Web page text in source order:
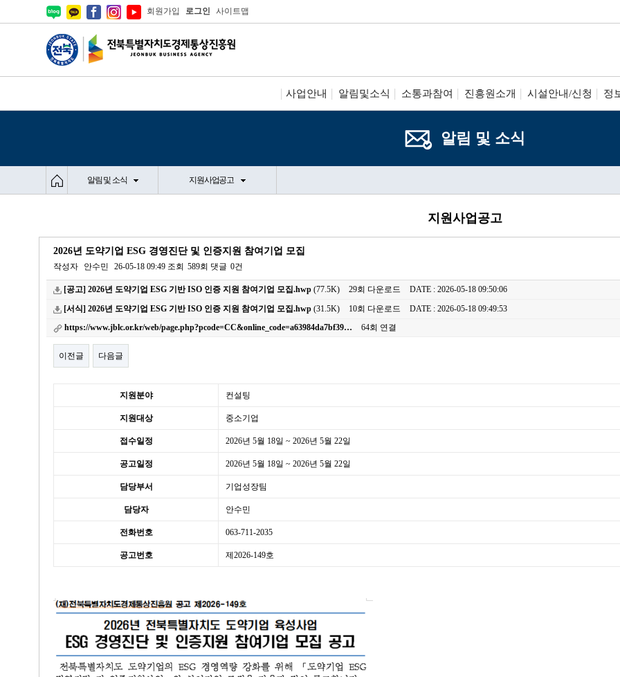
회원가입 로그인 사이트맵
사업안내 알림및소식 소통과참여 진흥원소개 시설안내/신청 정
알림 및 소식
알림 및 소식 지원사업공고
지원사업공고
2026년 도약기업 ESG 경영진단 및 인증지원 참여기업 모집
작성자 안수민 26-05-18 09:49 조회 589회 댓글 0건
[공고] 2026년 도약기업 ESG 기반 ISO 인증 지원 참여기업 모집.hwp (77.5K) 29회 다운로드
DATE : 2026-05-18 09:50:06
[서식] 2026년 도약기업 ESG 기반 ISO 인증 지원 참여기업 모집.hwp (31.5K) 10회 다운로드
DATE : 2026-05-18 09:49:53
https://www.jblc.or.kr/web/page.php?pcode=CC&online_code=a63984da7bf39…
64회 연결
이전글 다음글
지원분야 컨설팅
지원대상 중소기업
접수일정 2026년 5월 18일 ~ 2026년 5월 22일
공고일정 2026년 5월 18일 ~ 2026년 5월 22일
담당부서 기업성장팀
담당자 안수민
전화번호 063-711-2035
공고번호 제2026-149호